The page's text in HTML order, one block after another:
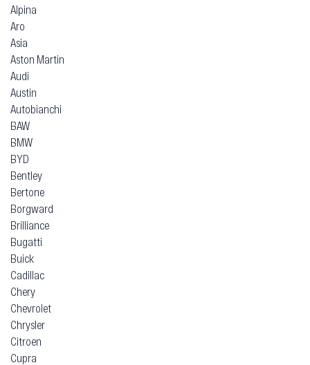
Alpina
Aro
Asia
Aston Martin
Audi
Austin
Autobianchi
BAW
BMW
BYD
Bentley
Bertone
Borgward
Brilliance
Bugatti
Buick
Cadillac
Chery
Chevrolet
Chrysler
Citroen
Cupra